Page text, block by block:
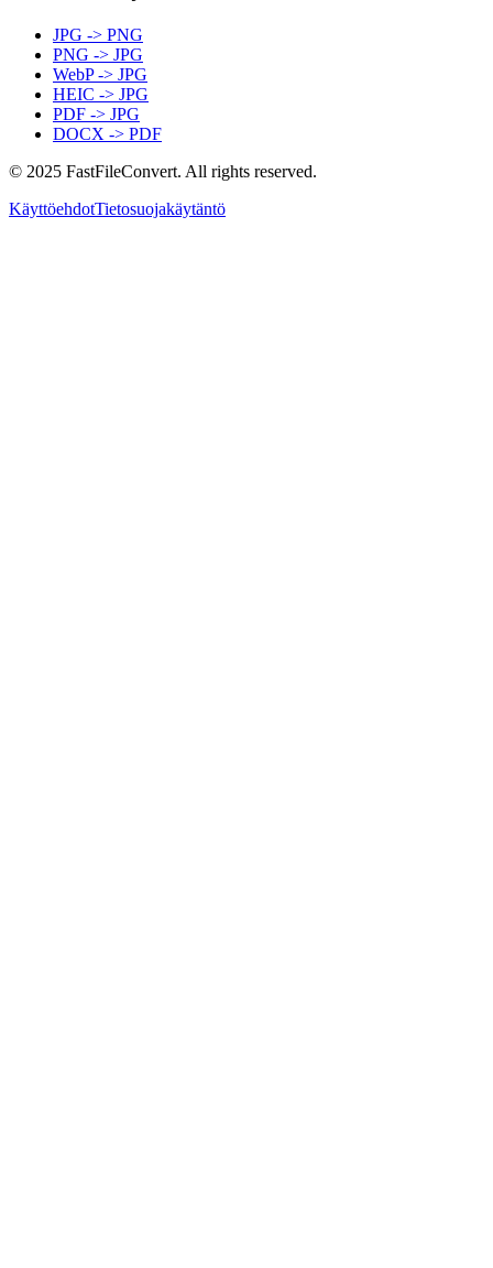
JPG -> PNG
PNG -> JPG
WebP -> JPG
HEIC -> JPG
PDF -> JPG
DOCX -> PDF
© 2025 FastFileConvert. All rights reserved.
KäyttöehdotTietosuojakäytäntö